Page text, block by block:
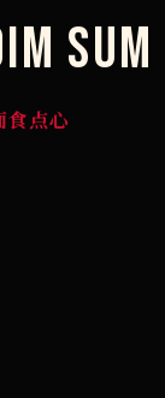
食点心